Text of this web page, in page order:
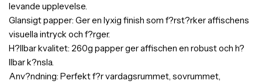
levande upplevelse.
Glansigt papper: Ger en lyxig finish som f?rst?rker affischens
visuella intryck och f?rger.
H?llbar kvalitet: 260g papper ger affischen en robust och h?
llbar k?nsla.
Anv?ndning: Perfekt f?r vardagsrummet, sovrummet,